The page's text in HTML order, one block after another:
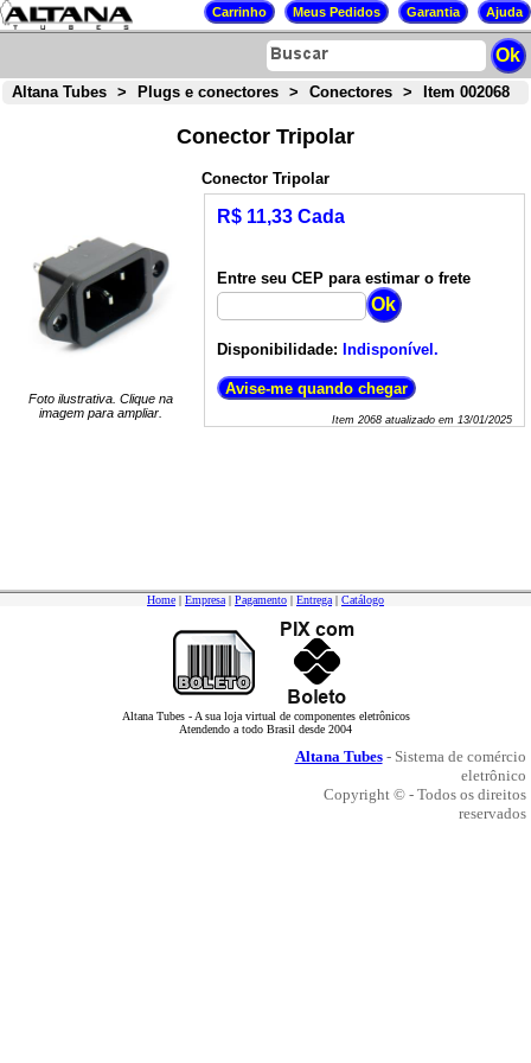
Altana Tubes > Plugs e conectores > Conectores > Item 002068
Conector Tripolar
Conector Tripolar
Foto ilustrativa. Clique na
imagem para ampliar.
R$ 11,33 Cada
Entre seu CEP para estimar o frete
Disponibilidade: Indisponível.
Item 2068atualizado em 13/01/2025
Home | Empresa | Pagamento | Entrega | Catálogo
Altana Tubes - A sua loja virtual de componentes eletrônicos
Atendendo a todo Brasil desde 2004
Altana Tubes- Sistema de comércio
eletrônico
Copyright © - Todos os direitos
reservados